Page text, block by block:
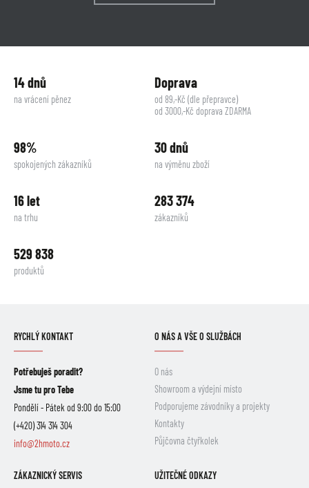
14 dnů
na vrácení pěnez
Doprava
od 89,-Kč (dle přepravce)
od 3000,-Kč doprava ZDARMA
98%
spokojených zákazníků
30 dnů
na výměnu zboží
16 let
na trhu
283 374
zákazníků
529 838
produktů
RYCHLÝ KONTAKT
Potřebuješ poradit?
Jsme tu pro Tebe
Pondělí - Pátek od 9:00 do 15:00
(+420) 314 314 304
info@2hmoto.cz
O NÁS A VŠE O SLUŽBÁCH
O nás
Showroom a výdejní místo
Podporujeme závodníky a projekty
Kontakty
Půjčovna čtyřkolek
ZÁKAZNICKÝ SERVIS UŽITEČNÉ ODKAZY